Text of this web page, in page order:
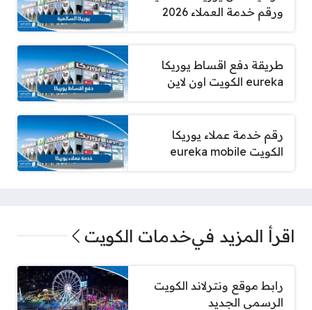
ورقم خدمة العملاء 2026
طريقة دفع اقساط يوريكا
eureka الكويت اون لاين
رقم خدمة عملاء يوريكا
الكويت eureka mobile
اقرأ المزيد فيخدمات الكويت
رابط موقع ونترلاند الكويت
الرسمي الجديد